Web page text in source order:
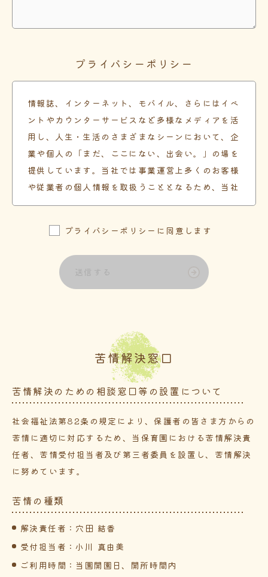
プライバシーポリシー
情報誌、インターネット、モバイル、さらにはイベ
ントやカウンターサービスなど多様なメディアを活
用し、人生・生活のさまざまなシーンにおいて、企
業や個人の「まだ、ここにない、出会い。」の場を
提供しています。当社では事業運営上多くのお客様
や従業者の個人情報を取扱うこととなるため、当社
倫理綱領に基づいて本方針を定め、個人情報管理体
のとします。
方針1. 個人情報の利用の目的をできる限り特定し、
当該目的の達成に必要な範囲内で適切に取扱いま
す。また、目的外利用を行なわないための措置を講
方針3. 個人情報は、本人の同意なく第三者に提供し
方針4. 個人情報の管理にあたっては、漏洩・滅失・
毀損の防止及び是正、その他の安全管理のために必
要かつ適切な措置を講じるよう努めます。
方針5. 個人情報の取扱いにあたっては、その情報を
提供した本人が適切に関与し得るよう努め、可能な
限り正確かつ最新の内容に保つよう努力します。
人情報保護に関する社内規程を定め、継続的な見直
しを行い遵守します。
プライバシーポリシーに同意します
苦情解決窓口
苦情解決のための相談窓口等の設置について
社会福祉法第82条の規定により、保護者の皆さま方からの
苦情に適切に対応するため、当保育園における苦情解決責
任者、苦情受付担当者及び第三者委員を設置し、苦情解決
に努めています。
苦情の種類
解決責任者：穴田 結香
受付担当者：小川 真由美
ご利用時間：当園開園日、開所時間内